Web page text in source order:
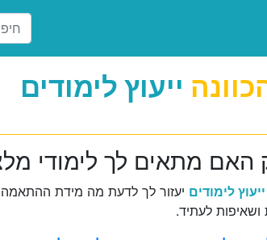
ייעוץ לימודים
האם מתאים לך לימודי
ייעוץ לימודים יעזור לך לדעת מה מידת
לעתיד.